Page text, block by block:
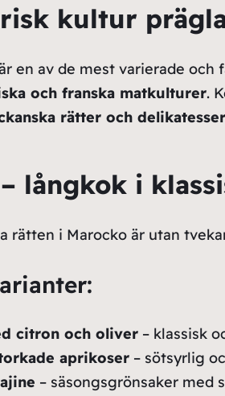
kultur
en av de mest varierade
och franska matkulturer.
rätter och delikatesser
långkok i
rätten i Marocko är utan
citron och oliver– klassisk
aprikoser– sötsyrlig
– säsongsgrönsaker med